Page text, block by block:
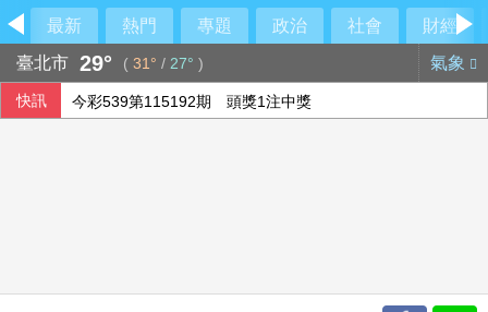
最新 熱門 專題 政治 社會
財經
臺北市 29° ( 31° / 27° ) 氣象
快訊 今彩539第115192期 頭獎1注中獎